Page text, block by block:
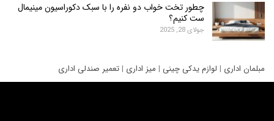
چطور تخت خواب دو نفره را با سبک دکوراسیون مینیمال
ست کنیم؟
جولای 28, 2025
|لوازم یدکی چینی|میز اداری| تعمیر صندلی اداری